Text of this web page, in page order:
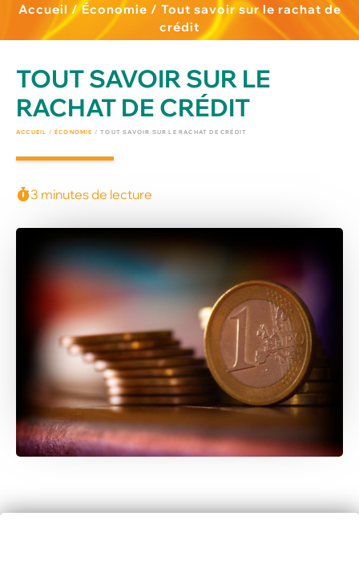
Accueil /Économie / Tout savoir sur le rachat de
crédit
TOUT SAVOIR SUR LE
RACHAT DE CRÉDIT
ACCUEIL /ÉCONOMIE /TOUT SAVOIR SUR LE RACHAT DE CRÉDIT
3 minutes de lecture